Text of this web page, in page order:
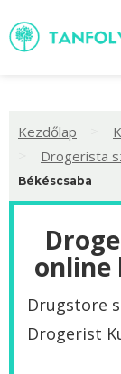
Kezdőlap
Drogerista
Békéscsaba
online
Drugstore
Drogerist